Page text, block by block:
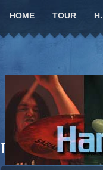
HOME TOUR
Posts Tagged